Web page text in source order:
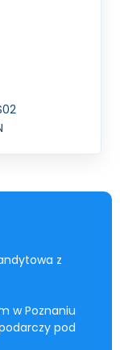
z
w Poznaniu
pod